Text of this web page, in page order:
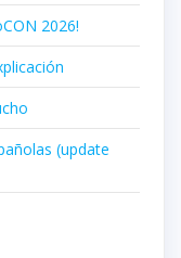
2026!
(update